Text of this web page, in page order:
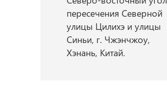
пересечения Северной
улицы Цилихэ и улицы
Синьи, г. Чжэнчжоу,
Хэнань, Китай.